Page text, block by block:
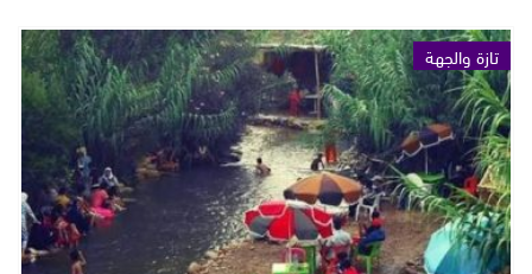
تازة والجهة